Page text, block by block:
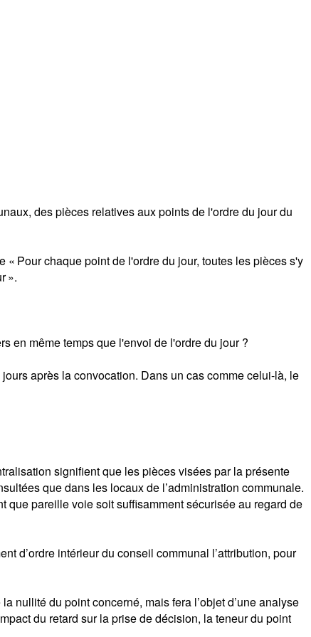
des pièces relatives aux points de l'ordre du jour du
Pour chaque point de l'ordre du jour, toutes les pièces s'y
».
en même temps que l'envoi de l'ordre du jour ?
après la convocation. Dans un cas comme celui-là, le
signifient que les pièces visées par la présente
que dans les locaux de l’administration communale.
pareille voie soit suffisamment sécurisée au regard de
d’ordre intérieur du conseil communal l’attribution, pour
nullité du point concerné, mais fera l’objet d’une analyse
du retard sur la prise de décision, la teneur du point